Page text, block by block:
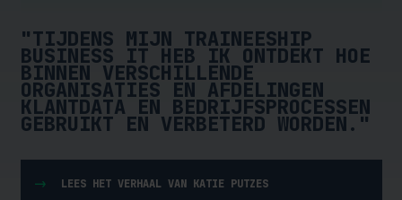
"TIJDENS MIJN TRAINEESHIP
BUSINESS IT HEB IK ONTDEKT HOE
BINNEN VERSCHILLENDE
ORGANISATIES EN AFDELINGEN
KLANTDATA EN BEDRIJFSPROCESSEN
GEBRUIKT EN VERBETERD WORDEN."
LEES HET VERHAAL VAN KATIE PUTZES